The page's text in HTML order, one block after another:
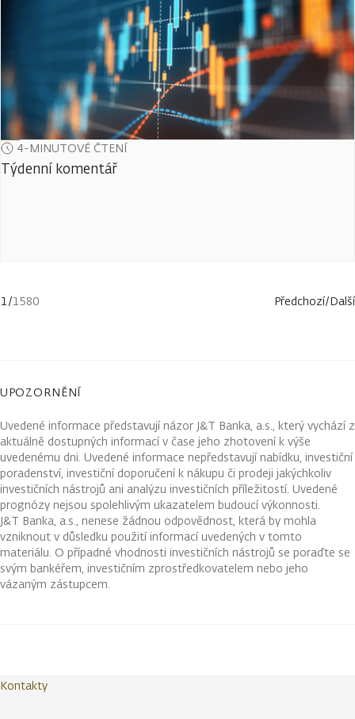
4-MINUTOVÉ ČTENÍ
Týdenní komentář
1/1580 Předchozí/Další
UPOZORNĚNÍ
Uvedené informace představují názor J&T Banka, a.s., který vychází z
aktuálně dostupných informací v čase jeho zhotovení k výše
uvedenému dni. Uvedené informace nepředstavují nabídku, investiční
poradenství, investiční doporučení k nákupu či prodeji jakýchkoliv
investičních nástrojů ani analýzu investičních příležitostí. Uvedené
prognózy nejsou spolehlivým ukazatelem budoucí výkonnosti.
J&T Banka, a.s., nenese žádnou odpovědnost, která by mohla
vzniknout v důsledku použití informací uvedených v tomto
materiálu. O případné vhodnosti investičních nástrojů se poraďte se
svým bankéřem, investičním zprostředkovatelem nebo jeho
vázaným zástupcem.
Kontakty